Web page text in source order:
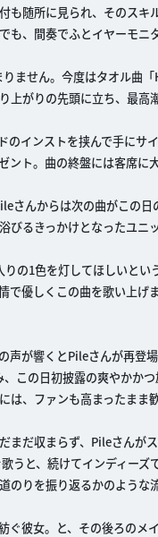
も随所に見られ、そのス
も、間奏でふとイヤーモニ
ません。今度はタオル曲
上がりの先頭に立ち、最高
インストを挟んで手にサ
ント。曲の終盤には客席に
さんからは次の曲がこの
びるきっかけとなったユニ
の1色を灯してほしいと
で優しくこの曲を歌い上
声が響くとPileさんが再登
この日初披露の爽やかか
は、ファンも高まったまま
まだ収まらず、Pileさんが
うと、続けてインディー
のりを振り返るかのような
ぐ彼女。と、その後ろの